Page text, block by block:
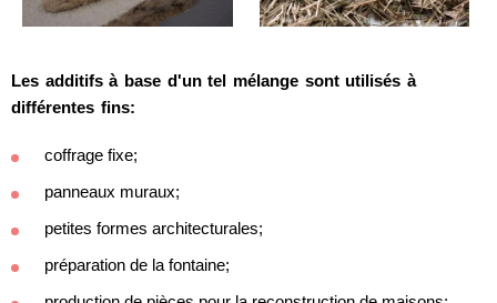
Les additifs à base d'un tel mélange sont utilisés à
différentes fins:
coffrage fixe;
panneaux muraux;
petites formes architecturales;
préparation de la fontaine;